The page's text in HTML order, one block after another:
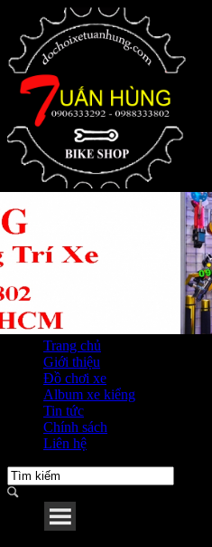
Trang chủ
Giới thiệu
Đồ chơi xe
Album xe kiểng
Tin tức
Chính sách
Liên hệ